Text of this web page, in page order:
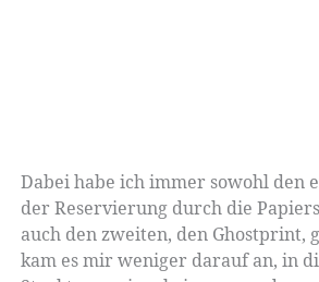
Dabei habe ich immer sowohl den
der Reservierung durch die
auch den zweiten, den Ghostprint,
kam es mir weniger darauf an, in